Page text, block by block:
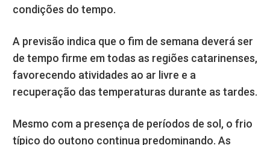
condições do tempo.
A previsão indica que o fim de semana deverá ser
de tempo firme em todas as regiões catarinenses,
favorecendo atividades ao ar livre e a
recuperação das temperaturas durante as tardes.
Mesmo com a presença de períodos de sol, o frio
típico do outono continua predominando. As